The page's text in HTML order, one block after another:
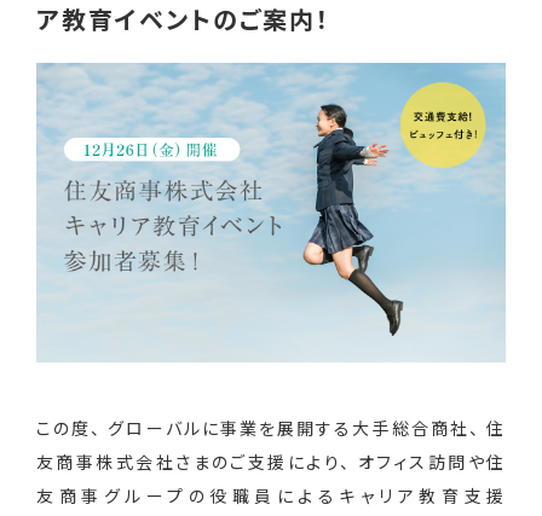
ア教育イベントのご案内！
この度、 グローバルに事業を展開する大手総合商社、 住
友商事株式会社さまのご支援により、 オフィス訪問や住
友商事グループの役職員によるキャリア教育支援